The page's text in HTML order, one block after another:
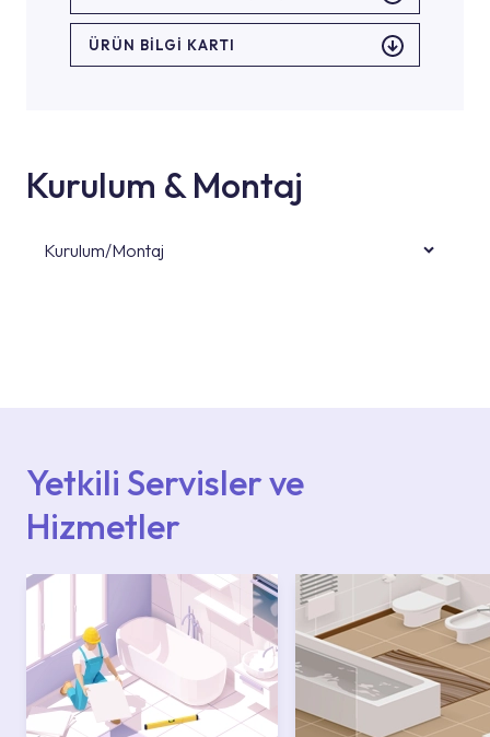
ÜRÜN BILGI KARTI
Kurulum & Montaj
Kurulum/Montaj
Yetkili Servisler ve
Hizmetler